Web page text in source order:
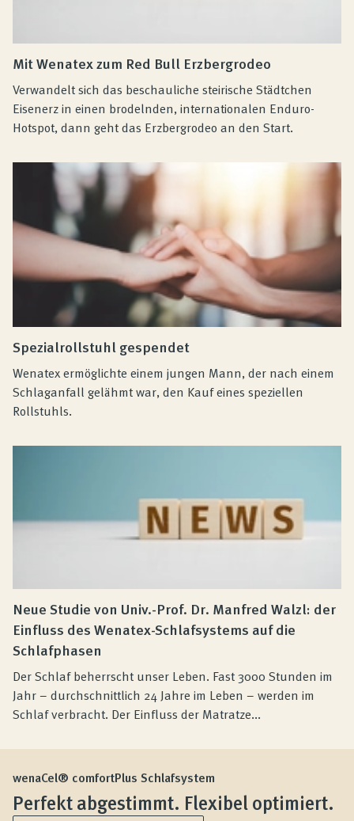
Mit Wenatex zum Red Bull Erzbergrodeo
Verwandelt sich das beschauliche steirische Städtchen
Eisenerz in einen brodelnden, internationalen Enduro-
Hotspot, dann geht das Erzbergrodeo an den Start.
Spezialrollstuhl gespendet
Wenatex ermöglichte einem jungen Mann, der nach einem
Schlaganfall gelähmt war, den Kauf eines speziellen
Rollstuhls.
Neue Studie von Univ.-Prof. Dr. Manfred Walzl: der
Einfluss des Wenatex-Schlafsystems auf die
Schlafphasen
Der Schlaf beherrscht unser Leben. Fast 3000 Stunden im
Jahr – durchschnittlich 24 Jahre im Leben – werden im
Schlaf verbracht. Der Einfluss der Matratze...
wenaCel® comfortPlus Schlafsystem
Perfekt abgestimmt. Flexibel optimiert.